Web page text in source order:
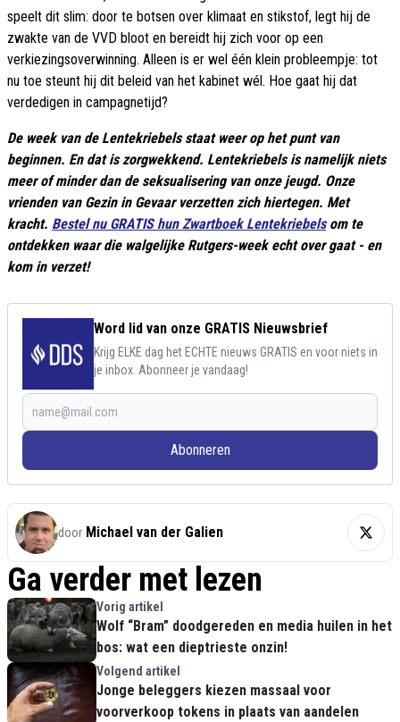
speelt dit slim: door te botsen over klimaat en stikstof, legt hij de
zwakte van de VVD bloot en bereidt hij zich voor op een
verkiezingsoverwinning. Alleen is er wel één klein probleempje: tot
nu toe steunt hij dit beleid van het kabinet wél. Hoe gaat hij dat
verdedigen in campagnetijd?
De week van de Lentekriebels staat weer op het punt van
beginnen. En dat is zorgwekkend. Lentekriebels is namelijk niets
meer of minder dan de seksualisering van onze jeugd. Onze
vrienden van Gezin in Gevaar verzetten zich hiertegen. Met
kracht. Bestel nu GRATIS hun Zwartboek Lentekriebelsom te
ontdekken waar die walgelijke Rutgers-week echt over gaat - en
kom in verzet!
Word lid van onze GRATIS Nieuwsbrief
Krijg ELKE dag het ECHTE nieuws GRATIS en voor niets in
je inbox. Abonneer je vandaag!
Abonneren
door Michael van der Galien
Ga verder met lezen
Vorig artikel
Wolf “Bram” doodgereden en media huilen in het
bos: wat een dieptrieste onzin!
Volgend artikel
Jonge beleggers kiezen massaal voor
voorverkoop tokens in plaats van aandelen